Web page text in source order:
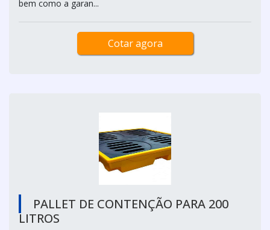
bem como a garan...
Cotar agora
PALLET DE CONTENÇÃO PARA 200
LITROS